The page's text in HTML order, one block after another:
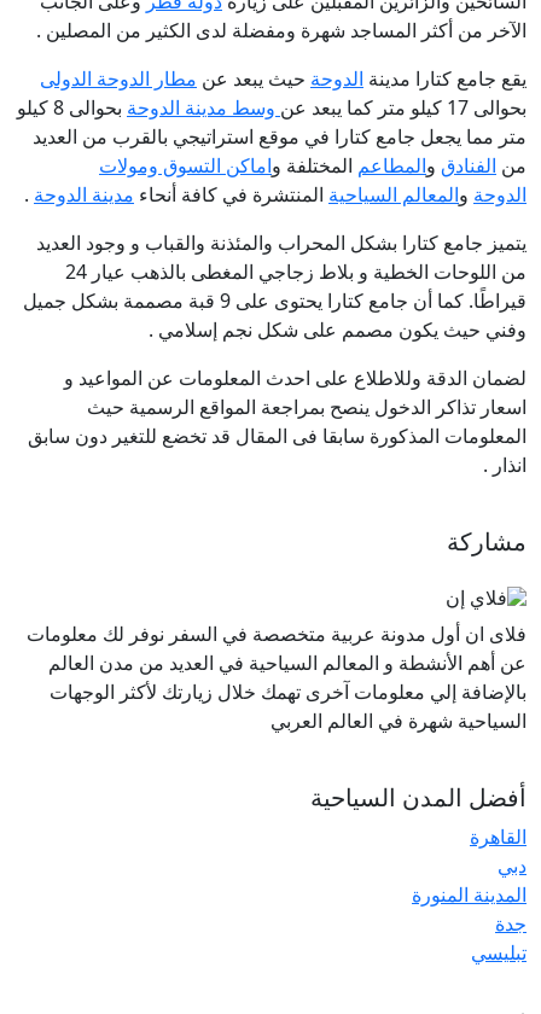
الآخر من أكثر المساجد شهرة ومفضلة لدى الكثير من المصلين .
يقع جامع كتارا مدينة الدوحة حيث يبعد عن مطار الدوحة الدولى
بحوالى 17 كيلو متر كما يبعد عن
وسط مدينة الدوحة
بحوالى 8 كيلو
متر مما يجعل جامع كتارا في موقع استراتيجي بالقرب من العديد
من الفنادق والمطاعم المختلفة واماكن التسوق ومولات
الدوحة والمعالم السياحية المنتشرة في كافة أنحاء مدينة الدوحة .
يتميز جامع كتارا بشكل المحراب والمئذنة والقباب و وجود العديد
من اللوحات الخطية و بلاط زجاجي المغطى بالذهب عيار 24
قيراطًا. كما أن جامع كتارا يحتوى على 9 قبة مصممة بشكل جميل
وفني حيث يكون مصمم على شكل نجم إسلامي .
لضمان الدقة وللاطلاع على احدث المعلومات عن المواعيد و
اسعار تذاكر الدخول ينصح بمراجعة المواقع الرسمية حيث
المعلومات المذكورة سابقا فى المقال قد تخضع للتغير دون سابق
انذار .
مشاركة
فلاى ان أول مدونة عربية متخصصة في السفر نوفر لك معلومات
عن أهم الأنشطة و المعالم السياحية في العديد من مدن العالم
بالإضافة إلي معلومات آخرى تهمك خلال زيارتك لأكثر الوجهات
السياحية شهرة في العالم العربي
أفضل المدن السياحية
القاهرة
دبي
المدينة المنورة
جدة
تبليسي